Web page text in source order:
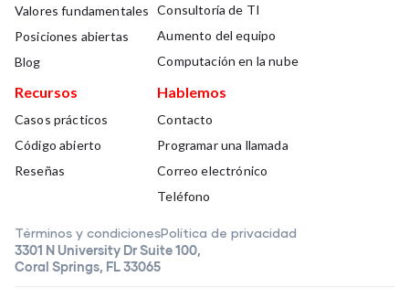
Valores fundamentales
Posiciones abiertas
Blog
Consultoría de TI
Aumento del equipo
Computación en la nube
Recursos
Casos prácticos
Código abierto
Reseñas
Hablemos
Contacto
Programar una llamada
Correo electrónico
Teléfono
Términos y condicionesPolítica de privacidad
3301 N University Dr Suite 100,
Coral Springs, FL 33065